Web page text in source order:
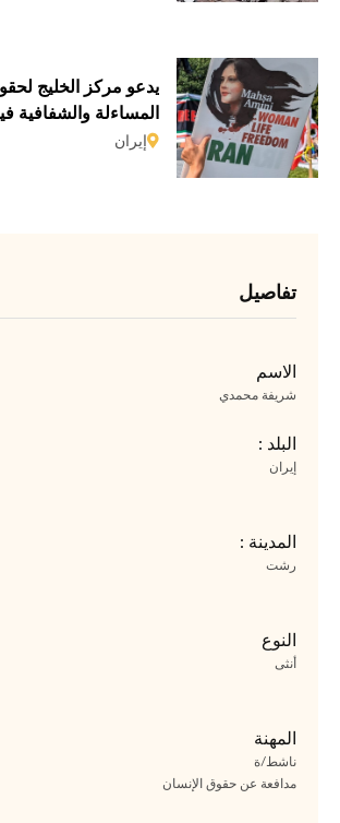
يدعو مركز الخليج
المساءلة والشفافية
بانتهاكات حقوق الإنسان
إيران
تفاصيل
الاسم
شريفة محمدي
البلد :
إيران
المدينة :
رشت
النوع
أنثى
المهنة
ناشط/ة
مدافعة عن حقوق الإنسان